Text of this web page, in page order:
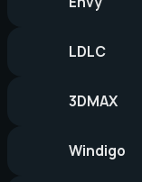
LDLC
3DMAX
Windigo